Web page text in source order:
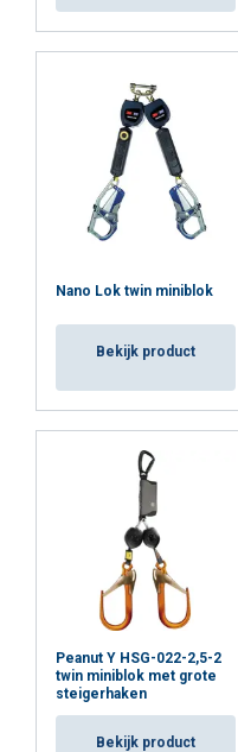
Nano Lok twin miniblok
Bekijk product
Peanut Y HSG-022-2,5-2
twin miniblok met grote
steigerhaken
Bekijk product